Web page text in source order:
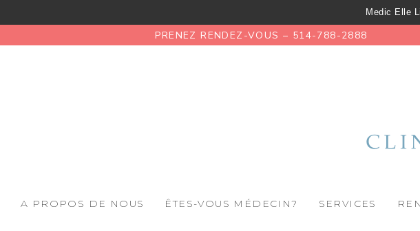
Medic Elle
PRENEZ RENDEZ-VOUS – 514-788-2888
A PROPOS DE NOUS ÊTES-VOUS MÉDECIN? SERVICES